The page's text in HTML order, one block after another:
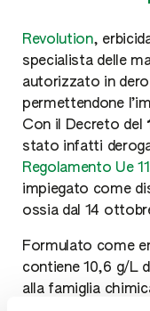
Revolution,
specialista delle
autorizzato in
permettendone
Con il Decreto del
stato infatti
Regolamento Ue
impiegato come
ossia dal 14
Formulato come
contiene 10,6 g/L
alla famiglia